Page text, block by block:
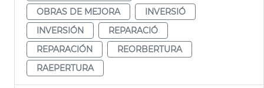
OBRAS DE MEJORA
INVERSIÓ
INVERSIÓN
REPARACIÓ
REPARACIÓN
REORBERTURA
RAEPERTURA